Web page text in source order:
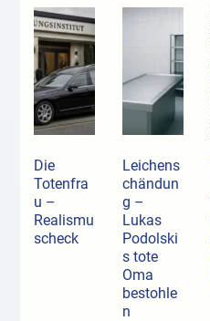
Die
Totenfra
u –
Realismu
scheck
Leichens
chändun
g –
Lukas
Podolski
s tote
Oma
bestohle
n